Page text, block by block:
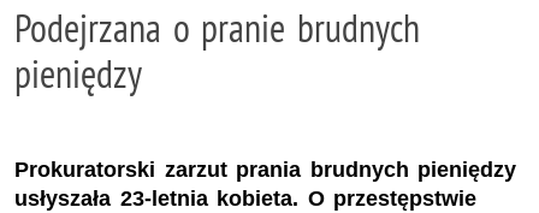
Podejrzana o pranie brudnych
pieniędzy
Prokuratorski zarzut prania brudnych pieniędzy
usłyszała 23-letnia kobieta. O przestępstwie